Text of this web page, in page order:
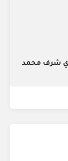
شرف محمد